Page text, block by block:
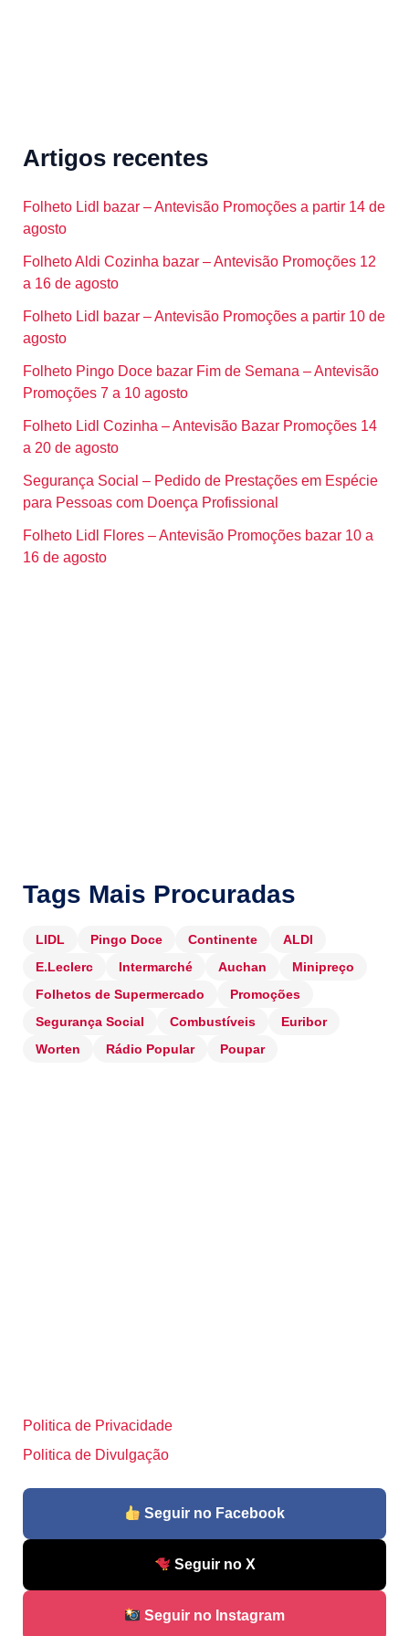
Artigos recentes
Folheto Lidl bazar – Antevisão Promoções a partir 14 de
agosto
Folheto Aldi Cozinha bazar – Antevisão Promoções 12
a 16 de agosto
Folheto Lidl bazar – Antevisão Promoções a partir 10 de
agosto
Folheto Pingo Doce bazar Fim de Semana – Antevisão
Promoções 7 a 10 agosto
Folheto Lidl Cozinha – Antevisão Bazar Promoções 14
a 20 de agosto
Segurança Social – Pedido de Prestações em Espécie
para Pessoas com Doença Profissional
Folheto Lidl Flores – Antevisão Promoções bazar 10 a
16 de agosto
Tags Mais Procuradas
LIDL Pingo Doce Continente
ALDI
E.Leclerc
Intermarché Auchan
Minipreço
Folhetos de Supermercado
Promoções
Segurança Social
Combustíveis
Euribor
Worten
Rádio Popular Poupar
Politica de Privacidade
Politica de Divulgação
Seguir no Facebook
Seguir no X
Seguir no Instagram